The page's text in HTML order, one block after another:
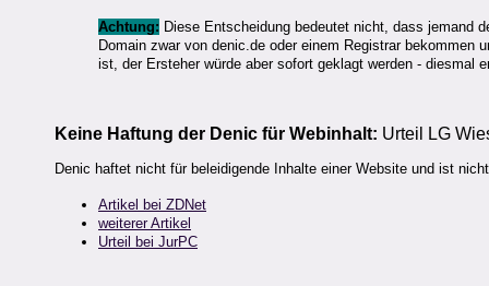
Achtung: Diese Entscheidung bedeutet nicht, dass jemand
Domain zwar von denic.de oder einem Registrar bekommen
ist, der Ersteher würde aber sofort geklagt werden - diesmal
Keine Haftung der Denic für Webinhalt: Urteil LG
Denic haftet nicht für beleidigende Inhalte einer Website und ist
Artikel bei ZDNet
weiterer Artikel
Urteil bei JurPC